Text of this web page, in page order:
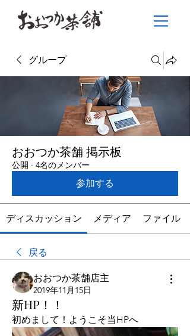
グループ
おおつか茶舗 掲示板
公開 · 4名のメンバー
参加する
ディスカッション メディア ファイル
戻る
おおつか茶舗店主
2019年11月15日
新HP！！
初めまして！ようこそ当HPへ